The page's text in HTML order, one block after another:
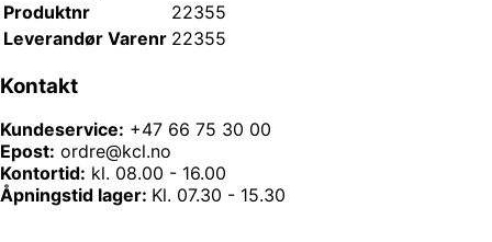
Produktnr
22355
Leverandør Varenr 22355
Kontakt
Kundeservice: +47 66 75 30 00
Epost: ordre@kcl.no
Kontortid: kl. 08.00 - 16.00
Åpningstid lager: Kl. 07.30 - 15.30